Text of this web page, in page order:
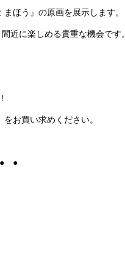
ほう』の原画を展示します。
近に楽しめる貴重な機会です
お買い求めください。
●